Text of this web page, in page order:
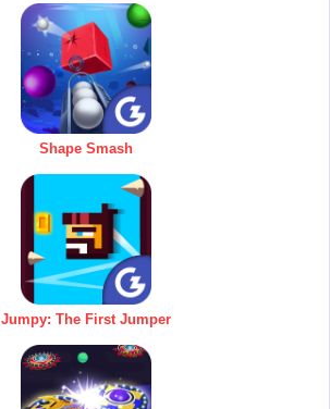
Shape Smash
Jumpy: The First Jumper